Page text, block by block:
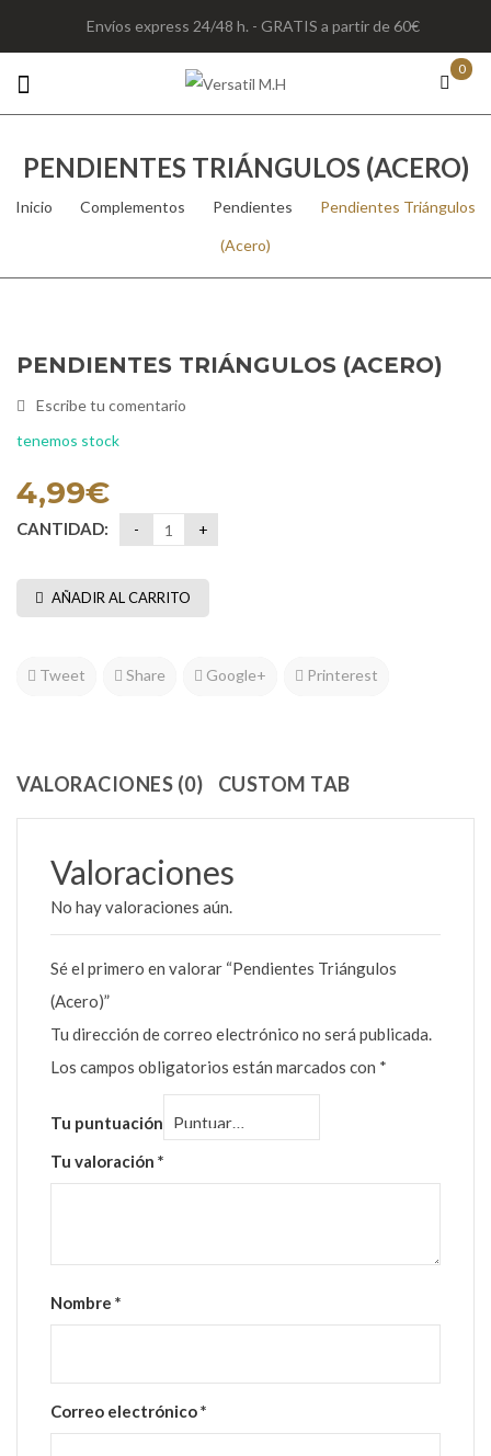
Envíos express 24/48 h. - GRATIS a partir de 60€
0
PENDIENTES TRIÁNGULOS (ACERO)
Inicio Complementos Pendientes Pendientes Triángulos
(Acero)
PENDIENTES TRIÁNGULOS (ACERO)
Escribe tu comentario
tenemos stock
4,99€
CANTIDAD:
AÑADIR AL CARRITO
Tweet Share Google+ Printerest
VALORACIONES (0) CUSTOM TAB
Valoraciones
No hay valoraciones aún.
Sé el primero en valorar “Pendientes Triángulos
(Acero)”
Tu dirección de correo electrónico no será publicada.
Los campos obligatorios están marcados con *
Tu puntuación
Tu valoración *
Nombre *
Correo electrónico*